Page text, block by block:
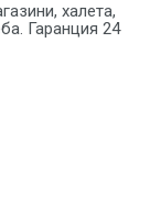
халета,
Гаранция 24